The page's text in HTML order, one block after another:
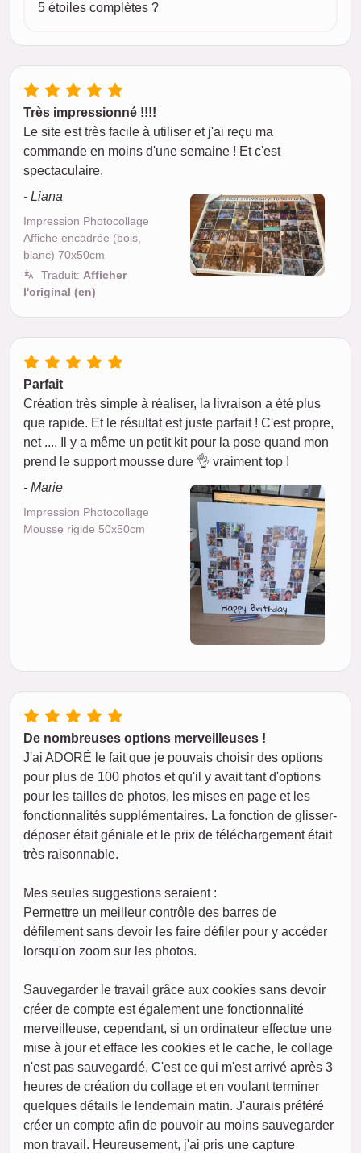
5 étoiles complètes ?
Très impressionné !!!!
Le site est très facile à utiliser et j'ai reçu ma
commande en moins d'une semaine ! Et c'est
spectaculaire.
- Liana
Impression Photocollage
Affiche encadrée (bois,
blanc) 70x50cm
Traduit: Afficher
l'original (en)
Parfait
Création très simple à réaliser, la livraison a été plus
que rapide. Et le résultat est juste parfait ! C'est propre,
net .... Il y a même un petit kit pour la pose quand mon
prend le support mousse dure 👌 vraiment top !
- Marie
Impression Photocollage
Mousse rigide 50x50cm
De nombreuses options merveilleuses !
J'ai ADORÉ le fait que je pouvais choisir des options
pour plus de 100 photos et qu'il y avait tant d'options
pour les tailles de photos, les mises en page et les
fonctionnalités supplémentaires. La fonction de glisser-
déposer était géniale et le prix de téléchargement était
très raisonnable.
Mes seules suggestions seraient :
Permettre un meilleur contrôle des barres de
défilement sans devoir les faire défiler pour y accéder
lorsqu'on zoom sur les photos.
Sauvegarder le travail grâce aux cookies sans devoir
créer de compte est également une fonctionnalité
merveilleuse, cependant, si un ordinateur effectue une
mise à jour et efface les cookies et le cache, le collage
n'est pas sauvegardé. C'est ce qui m'est arrivé après 3
heures de création du collage et en voulant terminer
quelques détails le lendemain matin. J'aurais préféré
créer un compte afin de pouvoir au moins sauvegarder
mon travail. Heureusement, j'ai pris une capture